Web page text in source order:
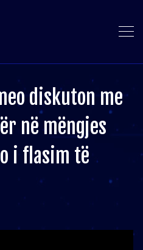
diskuton me
në mëngjes
i flasim të